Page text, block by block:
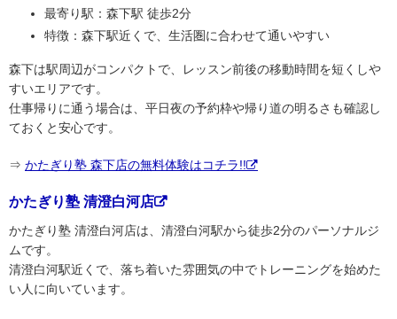
最寄り駅：森下駅 徒歩2分
特徴：森下駅近くで、生活圏に合わせて通いやすい
森下は駅周辺がコンパクトで、レッスン前後の移動時間を短くしや
すいエリアです。
仕事帰りに通う場合は、平日夜の予約枠や帰り道の明るさも確認し
ておくと安心です。
⇒ かたぎり塾 森下店の無料体験はコチラ!!
かたぎり塾 清澄白河店
かたぎり塾 清澄白河店は、清澄白河駅から徒歩2分のパーソナルジ
ムです。
清澄白河駅近くで、落ち着いた雰囲気の中でトレーニングを始めた
い人に向いています。